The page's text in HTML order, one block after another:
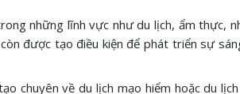
những lĩnh vực như du lịch, ẩm thực,
được tạo điều kiện để phát triển sự
chuyên về du lịch mạo hiểm hoặc du